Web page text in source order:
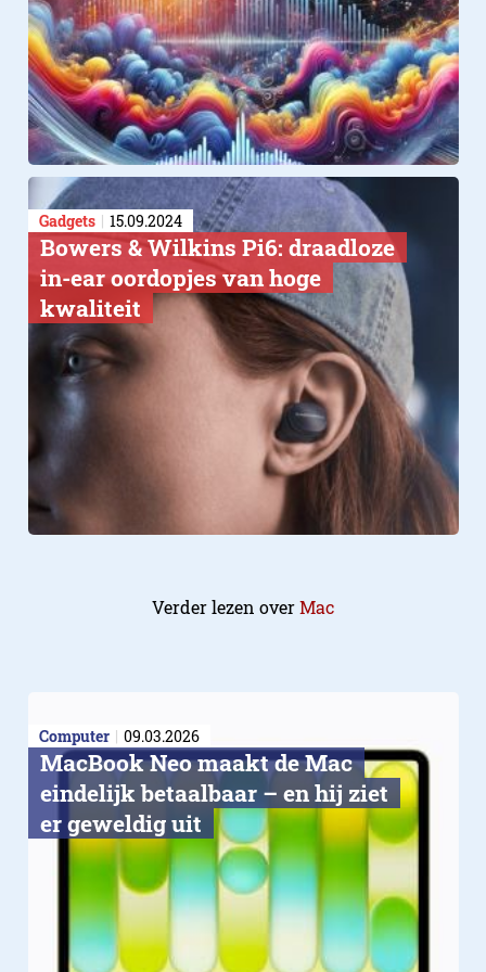
Gadgets 15.09.2024
Bowers & Wilkins Pi6: draadloze
in-ear oordopjes van hoge
kwaliteit
Verder lezen overMac
Computer 09.03.2026
MacBook Neo maakt de Mac
eindelijk betaalbaar – en hij ziet
er geweldig uit